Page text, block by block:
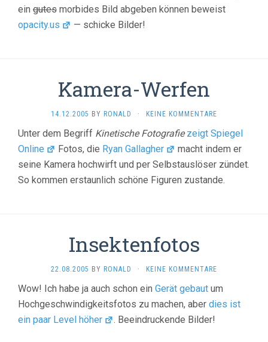
ein gutes morbides Bild abgeben können beweist
opacity.us
— schicke Bilder!
Kamera-Werfen
14.12.2005 BY RONALD · KEINE KOMMENTARE
Unter dem Begriff Kinetische Fotografie zeigt Spiegel
Online
Fotos, die Ryan Gallagher
macht indem er
seine Kamera hochwirft und per Selbstauslöser zündet.
So kommen erstaunlich schöne Figuren zustande.
Insektenfotos
22.08.2005 BY RONALD · KEINE KOMMENTARE
Wow! Ich habe ja auch schon ein Gerät gebaut um
Hochgeschwindigkeitsfotos zu machen, aber dies ist
ein paar Level höher
. Beeindruckende Bilder!